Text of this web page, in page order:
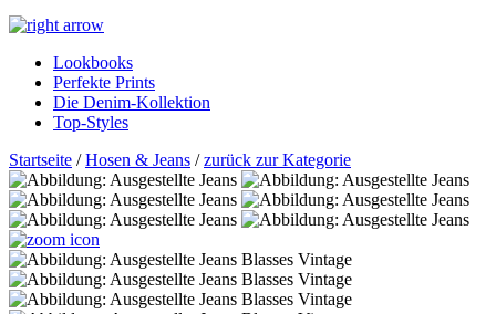
Lookbooks
Perfekte Prints
Die Denim-Kollektion
Top-Styles
Startseite /Hosen & Jeans /zurück zur Kategorie